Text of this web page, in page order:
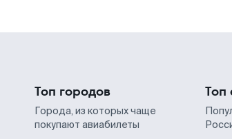
Топ городов
Города, из которых чаще
покупают авиабилеты
Топ